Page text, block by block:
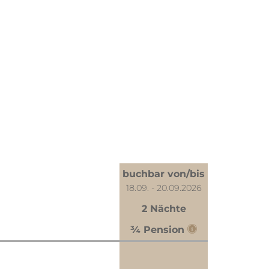
buchbar von/bis
18.09. - 20.09.2026
2 Nächte
¾ Pension